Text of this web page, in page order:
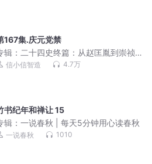
167集.庆元党禁
辑： 二十四史终篇：从赵匡胤到崇祯
帝
信小信智造 4.7万
书纪年和禅让 15
辑：一说春秋 | 每天5分钟用心读春秋
一说春秋 1010